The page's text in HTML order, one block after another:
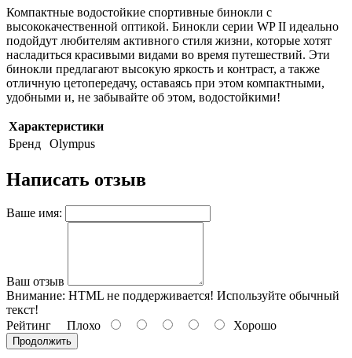
Компактные водостойкие спортивные бинокли с
высококачественной оптикой. Бинокли серии WP II идеально
подойдут любителям активного стиля жизни, которые хотят
насладиться красивыми видами во время путешествий. Эти
бинокли предлагают высокую яркость и контраст, а также
отличную цетопередачу, оставаясь при этом компактными,
удобными и, не забывайте об этом, водостойкими!
Характеристики
Бренд
Olympus
Написать отзыв
Ваше имя:
Ваш отзыв
Внимание: HTML не поддерживается! Используйте обычный
текст!
Рейтинг Плохо Хорошо
Продолжить